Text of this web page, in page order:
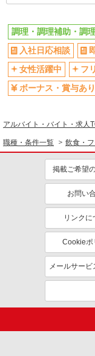
キープ
業務委託
SOMPOヘルスサポー
保
業
個
談
※上
し
援
キープ
企
須
キープ
株式会社とりせん
精
調理・調理補助・調
入社日応相談
女性活躍中
フ
ボーナス・賞与あり
アルバイト・バイト・求人
職種・条件一覧 飲食・
掲載ご希望
お問い
リンクに
Cookieポ
メールサービ